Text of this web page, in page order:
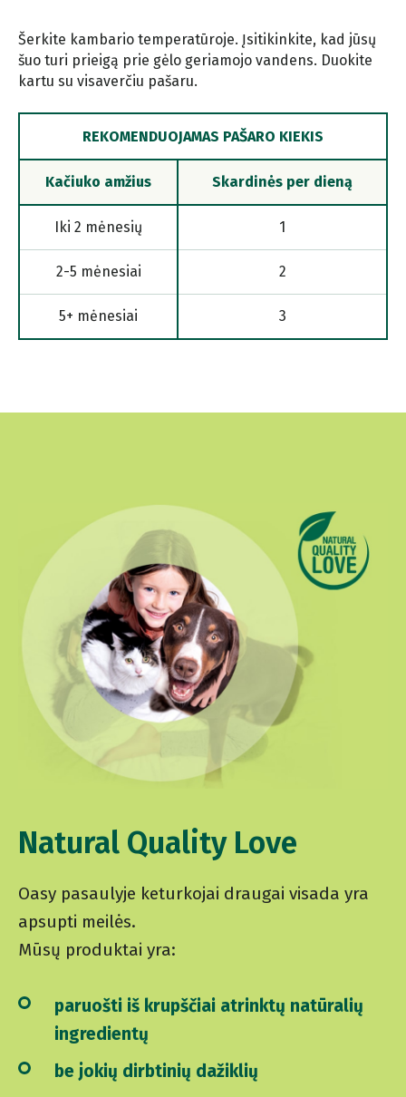
Šerkite kambario temperatūroje. Įsitikinkite, kad jūsų
šuo turi prieigą prie gėlo geriamojo vandens. Duokite
kartu su visaverčiu pašaru.
REKOMENDUOJAMAS PAŠARO KIEKIS
Kačiuko amžius Skardinės per dieną
Iki 2 mėnesių 1
2-5 mėnesiai 2
5+ mėnesiai 3
Natural Quality Love
Oasy pasaulyje keturkojai draugai visada yra
apsupti meilės.
Mūsų produktai yra:
paruošti iš krupščiai atrinktų natūralių
ingredientų
be jokių dirbtinių dažiklių